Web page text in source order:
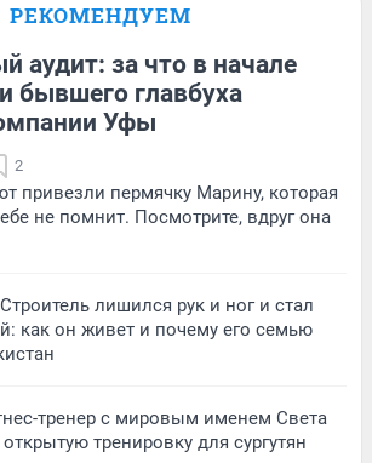
РЕКОМЕНДУЕМ
аудит: за что в начале
бывшего главбуха
Уфы
2
привезли пермячку Марину, которая
не помнит. Посмотрите, вдруг она
лишился рук и ног и стал
как он живет и почему его семью
тренер с мировым именем Света
тренировку для сургутян